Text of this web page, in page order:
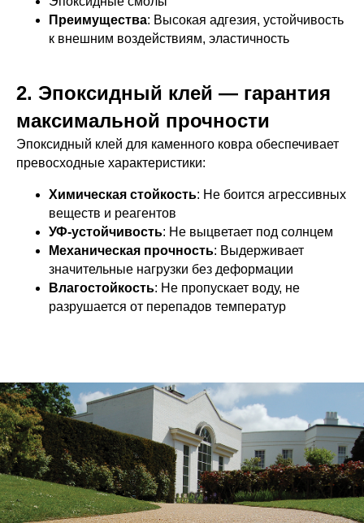
Преимущества: Высокая адгезия, устойчивость
к внешним воздействиям, эластичность
2. Эпоксидный клей — гарантия
максимальной прочности
Эпоксидный клей для каменного ковра обеспечивает
превосходные характеристики:
Химическая стойкость: Не боится агрессивных
веществ и реагентов
УФ-устойчивость: Не выцветает под солнцем
Механическая прочность: Выдерживает
значительные нагрузки без деформации
Влагостойкость: Не пропускает воду, не
разрушается от перепадов температур